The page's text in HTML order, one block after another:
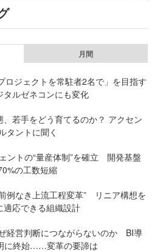
月間
ロジェクトを常駐者2名で」を目指す
ルゼネコンにも変化
若手をどう育てるのか？ アクセン
タントに聞く
ントの“量産体制”を確立 開発基盤
の工数短縮
例なき上流工程変革” リニア構想を
応できる組織設計
経営判断につながらないのか BI導
に終始……変革の要諦は